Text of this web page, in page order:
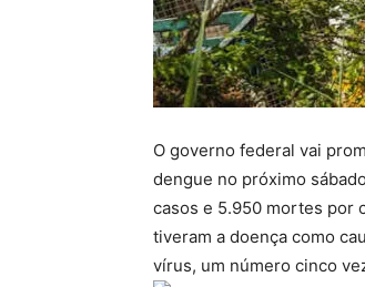
O governo federal vai
dengue no próximo
casos e 5.950 mortes por
tiveram a doença como
vírus, um número cinco